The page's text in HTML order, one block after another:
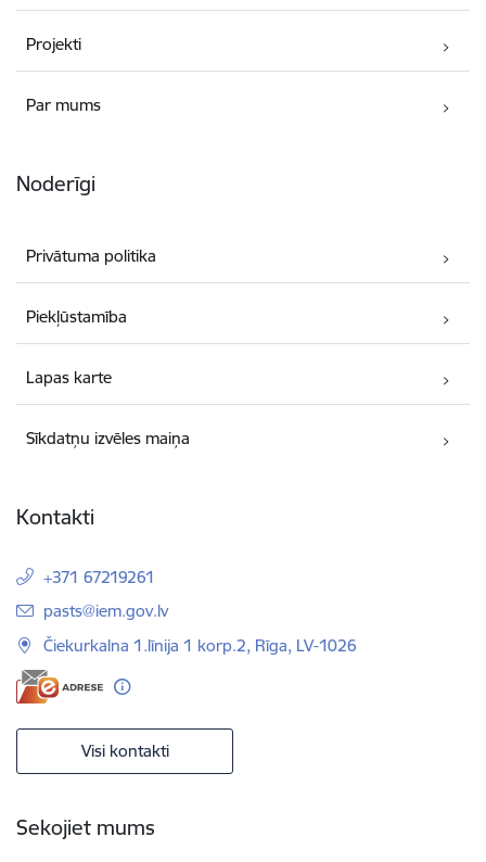
Projekti
Par mums
Noderīgi
Privātuma politika
Piekļūstamība
Lapas karte
Sīkdatņu izvēles maiņa
Kontakti
+371 67219261
E-pasts:
pasts@iem.gov.lv
Čiekurkalna 1.līnija 1 korp.2, Rīga, LV-1026
Visi kontakti
Sekojiet mums